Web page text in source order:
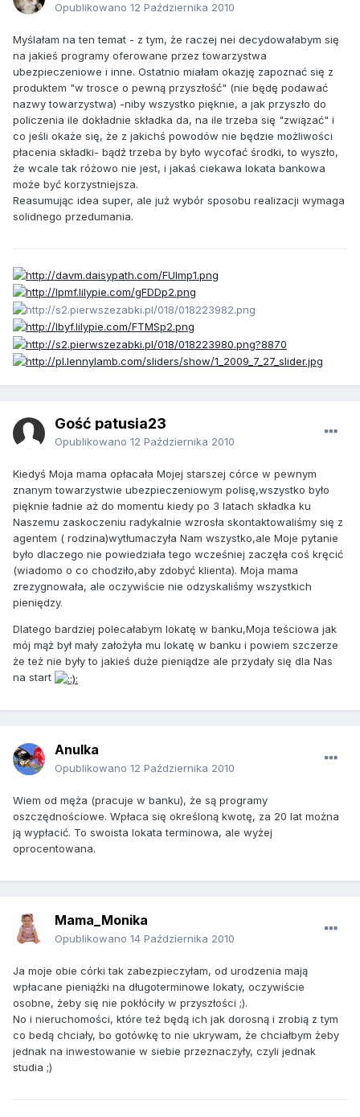
Opublikowano 12 Października 2010
Myślałam na ten temat - z tym, że raczej nei decydowałabym się
na jakieś programy oferowane przez towarzystwa
ubezpieczeniowe i inne. Ostatnio miałam okazję zapoznać się z
produktem "w trosce o pewną przyszłość" (nie będę podawać
nazwy towarzystwa) -niby wszystko pięknie, a jak przyszło do
policzenia ile dokładnie składka da, na ile trzeba się "związać" i
co jeśli okaże się, że z jakichś powodów nie będzie możliwości
płacenia składki- bądź trzeba by było wycofać środki, to wyszło,
że wcale tak różowo nie jest, i jakaś ciekawa lokata bankowa
może być korzystniejsza.
Reasumując idea super, ale już wybór sposobu realizacji wymaga
solidnego przedumania.
Gość patusia23
Opublikowano 12 Października 2010
Kiedyś Moja mama opłacała Mojej starszej córce w pewnym
znanym towarzystwie ubezpieczeniowym polisę,wszystko było
pięknie ładnie aż do momentu kiedy po 3 latach składka ku
Naszemu zaskoczeniu radykalnie wzrosła skontaktowaliśmy się z
agentem ( rodzina)wytłumaczyła Nam wszystko,ale Moje pytanie
było dlaczego nie powiedziała tego wcześniej zaczęła coś kręcić
(wiadomo o co chodziło,aby zdobyć klienta). Moja mama
zrezygnowała, ale oczywiście nie odzyskaliśmy wszystkich
pieniędzy.
Dlatego bardziej polecałabym lokatę w banku,Moja teściowa jak
mój mąż był mały założyła mu lokatę w banku i powiem szczerze
że też nie były to jakieś duże pieniądze ale przydały się dla Nas
na start
Anulka
Opublikowano 12 Października 2010
Wiem od męża (pracuje w banku), że są programy
oszczędnościowe. Wpłaca się określoną kwotę, za 20 lat można
ją wypłacić. To swoista lokata terminowa, ale wyżej
oprocentowana.
Mama_Monika
Opublikowano 14 Października 2010
Ja moje obie córki tak zabezpieczyłam, od urodzenia mają
wpłacane pieniążki na długoterminowe lokaty, oczywiście
osobne, żeby się nie pokłóciły w przyszłości ;).
No i nieruchomości, które też będą ich jak dorosną i zrobią z tym
co bedą chciały, bo gotówkę to nie ukrywam, że chciałbym żeby
jednak na inwestowanie w siebie przeznaczyły, czyli jednak
studia ;)